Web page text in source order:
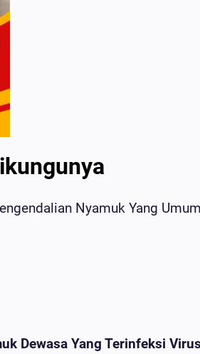
Nyamuk Yang
Dewasa Yang Terinfeksi